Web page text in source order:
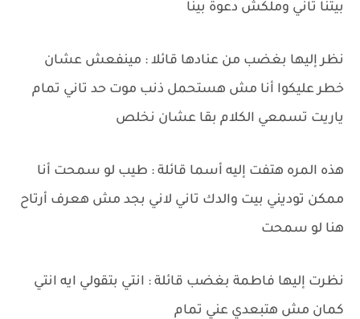
بيتنا تاني وملكش دعوة بينا
نظر إليها بغضب من عنادها قائلا : مينفعش عشان
خطر عليكوا أنا مش هستحمل ذنب موت حد تاني تمام
ياريت تسمعي الكلام بقا عشان نخلص
هذه المره هتفت إليه أسما قائلة : طيب لو سمحت أنا
ممكن توديني بيت والدك تاني لاني بجد مش هعرف أرتاح
هنا لو سمحت
نظرت إليها فاطمة بغضب قائلة : انتي بتقولي ايه انتي
كمان مش هتبعدي عني تمام